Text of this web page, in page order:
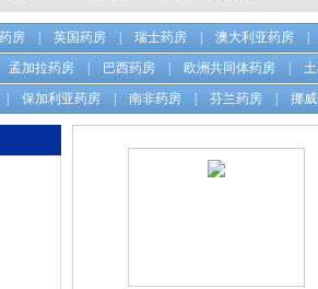
房 英国药房 瑞士药房 澳大利亚药房
孟加拉药房 巴西药房 欧洲共同体药房
保加利亚药房 南非药房 芬兰药房 挪